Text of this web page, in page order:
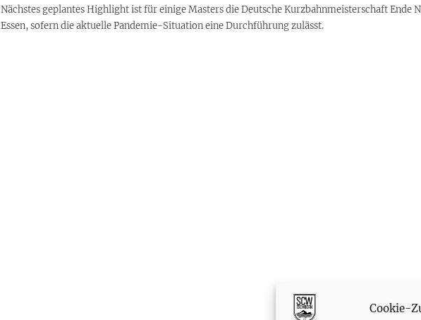
Cookie-
Nächstes geplantes Highlight ist für einige Masters die Deutsche Kurzbahnmeisterschaft Ende
Essen, sofern die aktuelle Pandemie-Situation eine Durchführung zulässt.